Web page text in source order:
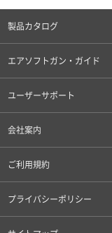
製品カタログ
エアソフトガン・ガイド
ユーザーサポート
会社案内
ご利用規約
プライバシーポリシー